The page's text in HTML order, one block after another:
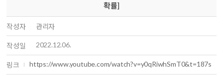
확률]
작성자 관리자
작성일 2022.12.06.
링크 https://www.youtube.com/watch?v=y0qRiwhSmT0&t=187s